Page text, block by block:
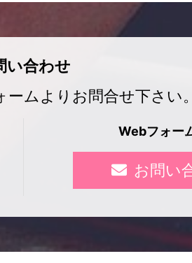
い合わせ
ムよりお問合せ下さい。
Webフォー
お問い